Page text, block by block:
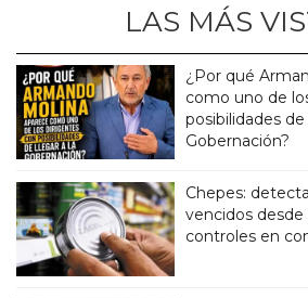
LAS MÁS
¿Por qué
como uno de
posibilidades de
Gobernación?
Chepes:
vencidos desde
controles en